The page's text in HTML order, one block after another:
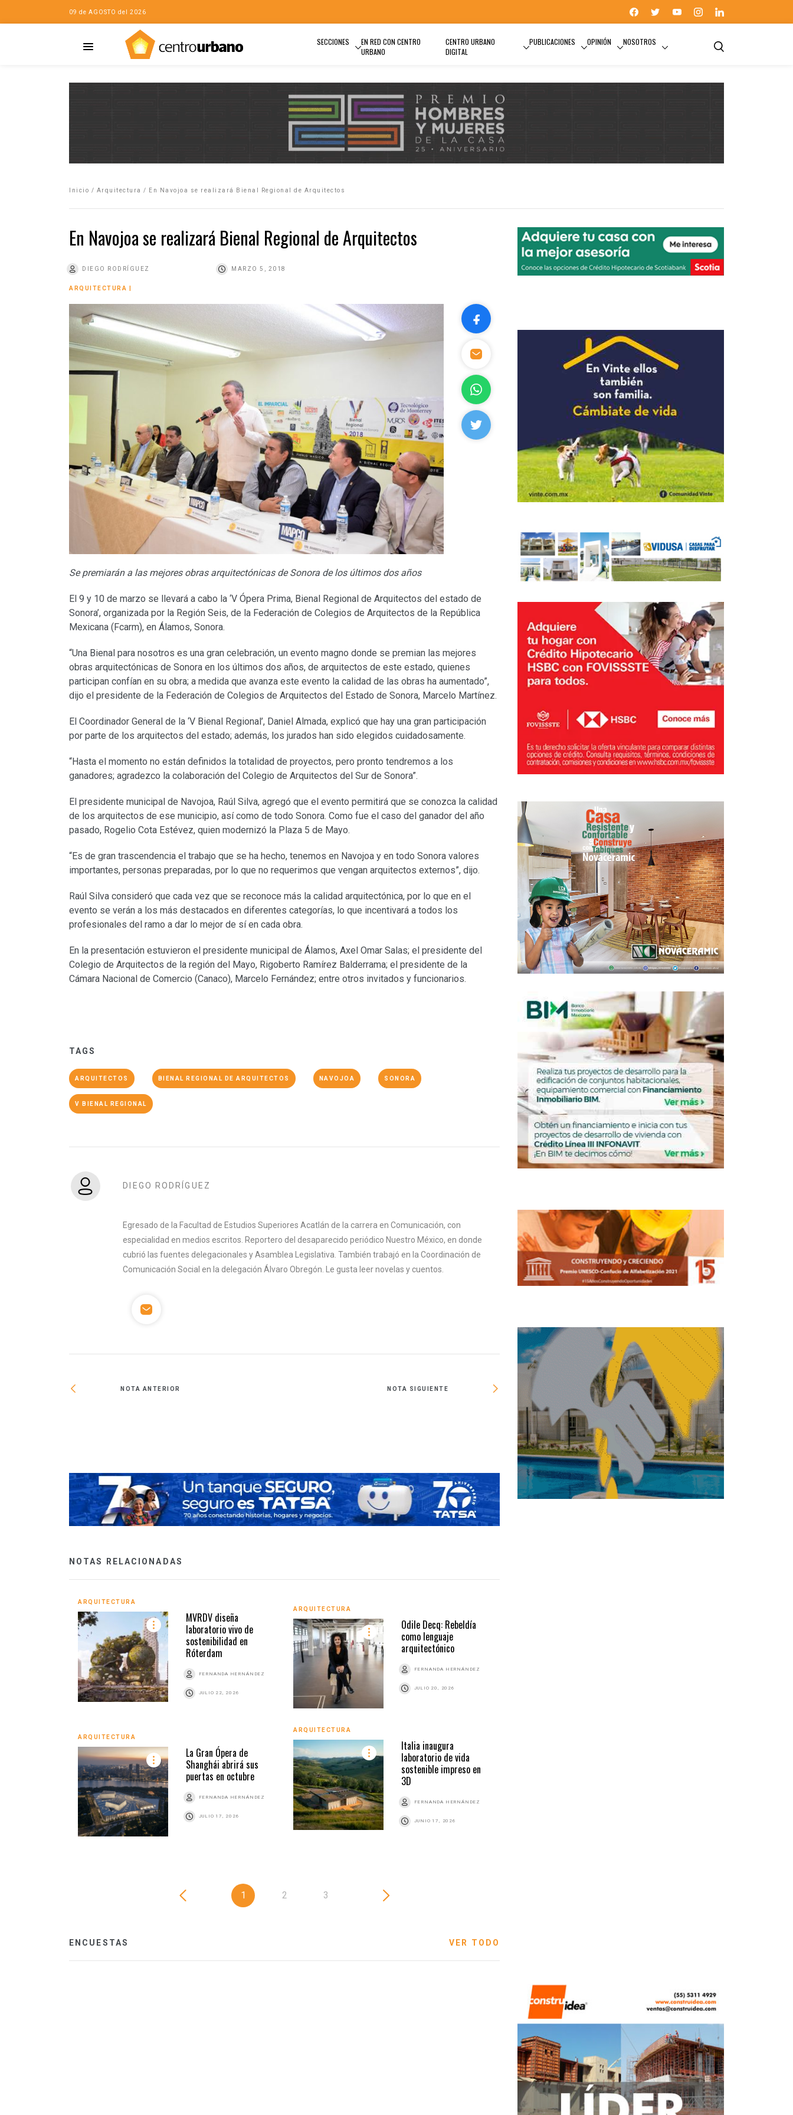
09 de AGOSTO del 2026
SECCIONES
EN RED CON CENTRO
URBANO
CENTRO URBANO
DIGITAL
PUBLICACIONES OPINIÓN NOSOTROS
Inicio / Arquitectura / En Navojoa se realizará Bienal Regional de Arquitectos
En Navojoa se realizará Bienal Regional de Arquitectos
DIEGO RODRÍGUEZ MARZO 5, 2018
ARQUITECTURA
Se premiarán a las mejores obras arquitectónicas de Sonora de los últimos dos años
El 9 y 10 de marzo se llevará a cabo la ‘V Ópera Prima, Bienal Regional de Arquitectos del estado de
Sonora’, organizada por la Región Seis, de la Federación de Colegios de Arquitectos de la República
Mexicana (Fcarm), en Álamos, Sonora.
“Una Bienal para nosotros es una gran celebración, un evento magno donde se premian las mejores
obras arquitectónicas de Sonora en los últimos dos años, de arquitectos de este estado, quienes
participan confían en su obra; a medida que avanza este evento la calidad de las obras ha aumentado”,
dijo el presidente de la Federación de Colegios de Arquitectos del Estado de Sonora, Marcelo Martínez.
El Coordinador General de la ‘V Bienal Regional’, Daniel Almada, explicó que hay una gran participación
por parte de los arquitectos del estado; además, los jurados han sido elegidos cuidadosamente.
“Hasta el momento no están definidos la totalidad de proyectos, pero pronto tendremos a los
ganadores; agradezco la colaboración del Colegio de Arquitectos del Sur de Sonora”.
El presidente municipal de Navojoa, Raúl Silva, agregó que el evento permitirá que se conozca la calidad
de los arquitectos de ese municipio, así como de todo Sonora. Como fue el caso del ganador del año
pasado, Rogelio Cota Estévez, quien modernizó la Plaza 5 de Mayo.
“Es de gran trascendencia el trabajo que se ha hecho, tenemos en Navojoa y en todo Sonora valores
importantes, personas preparadas, por lo que no requerimos que vengan arquitectos externos”, dijo.
Raúl Silva consideró que cada vez que se reconoce más la calidad arquitectónica, por lo que en el
evento se verán a los más destacados en diferentes categorías, lo que incentivará a todos los
profesionales del ramo a dar lo mejor de sí en cada obra.
En la presentación estuvieron el presidente municipal de Álamos, Axel Omar Salas; el presidente del
Colegio de Arquitectos de la región del Mayo, Rigoberto Ramírez Balderrama; el presidente de la
Cámara Nacional de Comercio (Canaco), Marcelo Fernández; entre otros invitados y funcionarios.
TAGS
ARQUITECTOS BIENAL REGIONAL DE ARQUITECTOS NAVOJOA SONORA
V BIENAL REGIONAL
DIEGO RODRÍGUEZ
Egresado de la Facultad de Estudios Superiores Acatlán de la carrera en Comunicación, con
especialidad en medios escritos. Reportero del desaparecido periódico Nuestro México, en donde
cubrió las fuentes delegacionales y Asamblea Legislativa. También trabajó en la Coordinación de
Comunicación Social en la delegación Álvaro Obregón. Le gusta leer novelas y cuentos.
NOTA ANTERIOR NOTA SIGUIENTE
La caja negra del predial
NOTAS RELACIONADAS
ARQUITECTURA
MVRDV diseña
laboratorio vivo de
sostenibilidad en
Róterdam
FERNANDA HERNÁNDEZ
JULIO 22, 2026
ARQUITECTURA
Odile Decq: Rebeldía
como lenguaje
arquitectónico
FERNANDA HERNÁNDEZ
JULIO 20, 2026
ARQUITECTURA
La Gran Ópera de
Shanghái abrirá sus
puertas en octubre
FERNANDA HERNÁNDEZ
JULIO 17, 2026
ARQUITECTURA
Italia inaugura
laboratorio de vida
sostenible impreso en
3D
FERNANDA HERNÁNDEZ
JUNIO 17, 2026
1 2 3
ENCUESTAS VER TODO